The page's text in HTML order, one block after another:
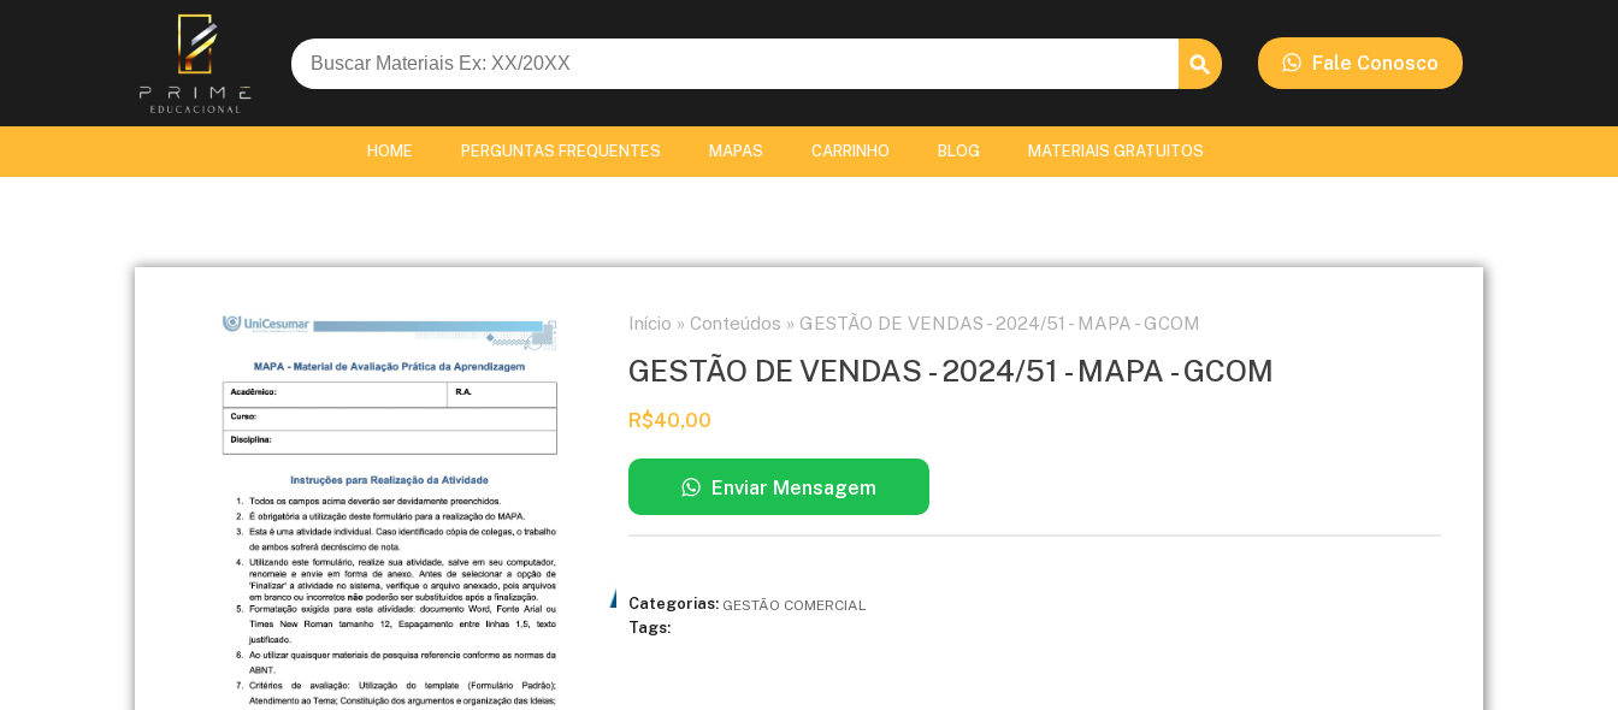
Search
for:
Search Button
Fale Conosco
HOME PERGUNTAS FREQUENTES MAPAS CARRINHO BLOG MATERIAIS GRATUITOS
Início » Conteúdos » GESTÃO DE VENDAS - 2024/51 - MAPA - GCOM
GESTÃO DE VENDAS - 2024/51 - MAPA - GCOM
R$40,00
Enviar Mensagem
Categorias: GESTÃO COMERCIAL
Tags: